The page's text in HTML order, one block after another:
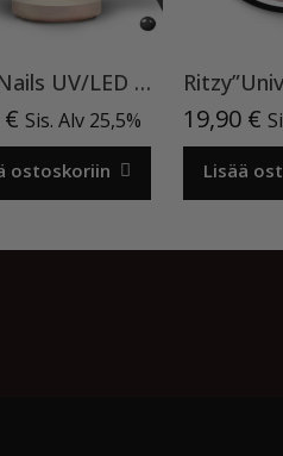
Ritzy Nails UV/LED gel polish ”Black” 64, 9ml, geelilakka TPO vapaa
€ Sis. Alv 25,5%
ostoskoriin
19,90 €
Lisää